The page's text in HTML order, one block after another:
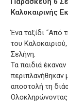
Καλοκαιρινής
Ένα ταξίδι “Από
του
Σελήνη.
Τα παιδιά
περιπλανήθηκαν
αποστολή τη